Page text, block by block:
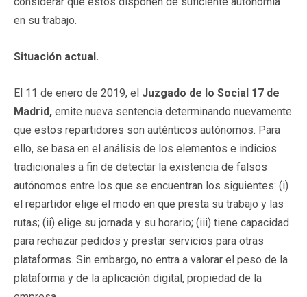
en su trabajo.
Situación actual.
El 11 de enero de 2019, el Juzgado de lo Social 17 de
Madrid, emite nueva sentencia determinando nuevamente
que estos repartidores son auténticos autónomos. Para
ello, se basa en el análisis de los elementos e indicios
tradicionales a fin de detectar la existencia de falsos
autónomos entre los que se encuentran los siguientes: (i)
el repartidor elige el modo en que presta su trabajo y las
rutas; (ii) elige su jornada y su horario; (iii) tiene capacidad
para rechazar pedidos y prestar servicios para otras
plataformas. Sin embargo, no entra a valorar el peso de la
plataforma y de la aplicación digital, propiedad de la